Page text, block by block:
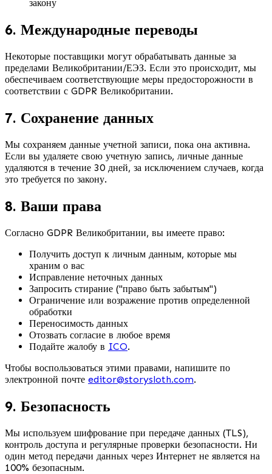
закону
6. Международные переводы
Некоторые поставщики могут обрабатывать данные за
пределами Великобритании/ЕЭЗ. Если это происходит, мы
обеспечиваем соответствующие меры предосторожности в
соответствии с GDPR Великобритании.
7. Сохранение данных
Мы сохраняем данные учетной записи, пока она активна.
Если вы удаляете свою учетную запись, личные данные
удаляются в течение 30 дней, за исключением случаев, когда
это требуется по закону.
8. Ваши права
Согласно GDPR Великобритании, вы имеете право:
Получить доступ к личным данным, которые мы
храним о вас
Исправление неточных данных
Запросить стирание ("право быть забытым")
Ограничение или возражение против определенной
обработки
Переносимость данных
Отозвать согласие в любое время
Подайте жалобу в ICO.
Чтобы воспользоваться этими правами, напишите по
электронной почте editor@storysloth.com.
9. Безопасность
Мы используем шифрование при передаче данных (TLS),
контроль доступа и регулярные проверки безопасности. Ни
один метод передачи данных через Интернет не является на
100% безопасным.